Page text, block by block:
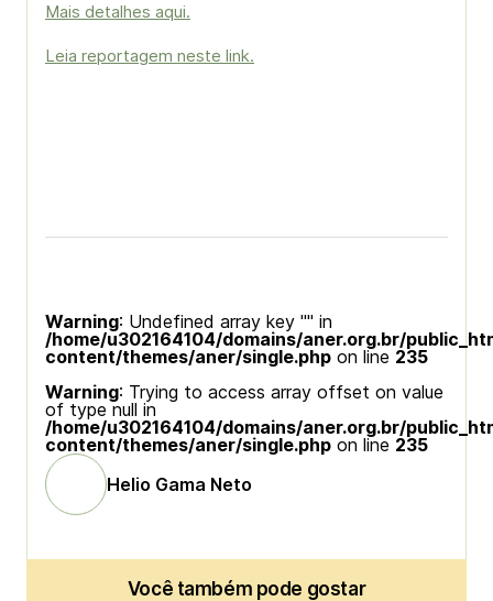
Mais detalhes aqui.
Leia reportagem neste link.
Warning: Undefined array key "" in
/home/u302164104/domains/aner.org.br/
content/themes/aner/single.php on line 235
Warning: Trying to access array offset on value
of type null in
/home/u302164104/domains/aner.org.br/
content/themes/aner/single.php on line 235
Helio Gama Neto
Você também pode gostar